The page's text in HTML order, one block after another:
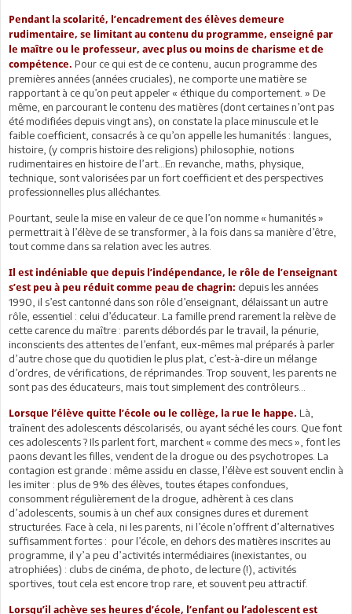
Pendant la scolarité, l’encadrement des élèves demeure
rudimentaire, se limitant au contenu du programme, enseigné par
le maître ou le professeur, avec plus ou moins de charisme et de
compétence. Pour ce qui est de ce contenu, aucun programme des
premières années (années cruciales), ne comporte une matière se
rapportant à ce qu’on peut appeler « éthique du comportement. » De
même, en parcourant le contenu des matières (dont certaines n’ont pas
été modifiées depuis vingt ans), on constate la place minuscule et le
faible coefficient, consacrés à ce qu’on appelle les humanités : langues,
histoire, (y compris histoire des religions) philosophie, notions
rudimentaires en histoire de l’art…En revanche, maths, physique,
technique, sont valorisées par un fort coefficient et des perspectives
professionnelles plus alléchantes.
Pourtant, seule la mise en valeur de ce que l’on nomme « humanités »
permettrait à l’élève de se transformer, à la fois dans sa manière d’être,
tout comme dans sa relation avec les autres.
Il est indéniable que depuis l’indépendance, le rôle de l’enseignant
s’est peu à peu réduit comme peau de chagrin: depuis les années
1990, il s’est cantonné dans son rôle d’enseignant, délaissant un autre
rôle, essentiel : celui d’éducateur. La famille prend rarement la relève de
cette carence du maître : parents débordés par le travail, la pénurie,
inconscients des attentes de l’enfant, eux-mêmes mal préparés à parler
d’autre chose que du quotidien le plus plat, c’est-à-dire un mélange
d’ordres, de vérifications, de réprimandes. Trop souvent, les parents ne
sont pas des éducateurs, mais tout simplement des contrôleurs…
Lorsque l’élève quitte l’école ou le collège, la rue le happe. Là,
traînent des adolescents déscolarisés, ou ayant séché les cours. Que font
ces adolescents ? Ils parlent fort, marchent « comme des mecs », font les
paons devant les filles, vendent de la drogue ou des psychotropes. La
contagion est grande : même assidu en classe, l’élève est souvent enclin à
les imiter : plus de 9% des élèves, toutes étapes confondues,
consomment régulièrement de la drogue, adhèrent à ces clans
d’adolescents, soumis à un chef aux consignes dures et durement
structurées. Face à cela, ni les parents, ni l’école n’offrent d’alternatives
suffisamment fortes : pour l’école, en dehors des matières inscrites au
programme, il y’a peu d’activités intermédiaires (inexistantes, ou
atrophiées) : clubs de cinéma, de photo, de lecture (!), activités
sportives, tout cela est encore trop rare, et souvent peu attractif.
Lorsqu’il achève ses heures d’école, l’enfant ou l’adolescent est